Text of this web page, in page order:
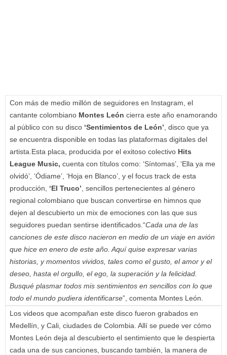
Con más de medio millón de seguidores en Instagram, el
cantante colombiano Montes León cierra este año enamorando
al público con su disco ‘Sentimientos de León’, disco que ya
se encuentra disponible en todas las plataformas digitales del
artista.Esta placa, producida por el exitoso colectivo Hits
League Music, cuenta con títulos como: ‘Síntomas’, ‘Ella ya me
olvidó’, ‘Ódiame’, ‘Hoja en Blanco’, y el focus track de esta
producción, ‘El Truco’, sencillos pertenecientes al género
regional colombiano que buscan convertirse en himnos que
dejen al descubierto un mix de emociones con las que sus
seguidores puedan sentirse identificados.“⁠⁠Cada una de las
canciones de este disco nacieron en medio de un viaje en avión
que hice en enero de este año. Aquí quise expresar varias
historias, y momentos vividos, tales como el gusto, el amor y el
deseo, hasta el orgullo, el ego, la superación y la felicidad.
Busqué plasmar todos mis sentimientos en sencillos con lo que
todo el mundo pudiera identificarse”, comenta Montes León.
Los videos que acompañan este disco fueron grabados en
Medellín, y Cali, ciudades de Colombia. Allí se puede ver cómo
Montes León deja al descubierto el sentimiento que le despierta
cada una de sus canciones, buscando también, la manera de